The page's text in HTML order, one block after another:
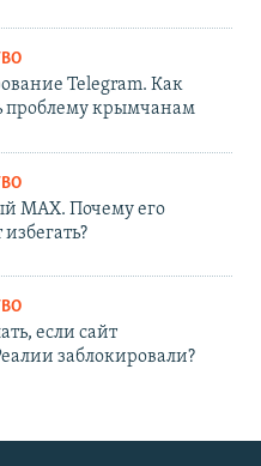
Telegram. Как
проблему крымчанам
MAX. Почему его
избегать?
если сайт
заблокировали?